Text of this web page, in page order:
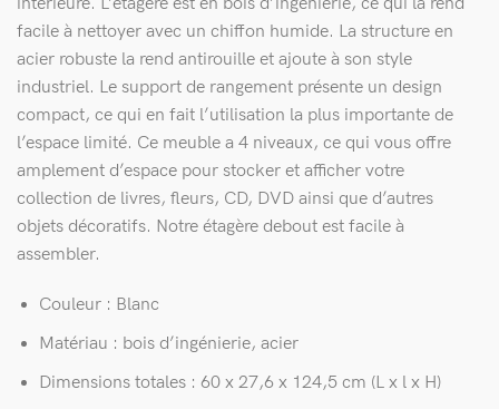
facile à nettoyer avec un chiffon humide. La structure en
acier robuste la rend antirouille et ajoute à son style
industriel. Le support de rangement présente un design
compact, ce qui en fait l’utilisation la plus importante de
l’espace limité. Ce meuble a 4 niveaux, ce qui vous offre
amplement d’espace pour stocker et afficher votre
collection de livres, fleurs, CD, DVD ainsi que d’autres
objets décoratifs. Notre étagère debout est facile à
assembler.
Couleur : Blanc
Matériau : bois d’ingénierie, acier
Dimensions totales : 60 x 27,6 x 124,5 cm (L x l x H)